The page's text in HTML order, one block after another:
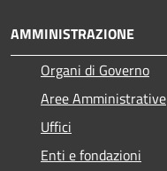
AMMINISTRAZIONE
Organi di Governo
Aree Amministrative
Uffici
Enti e fondazioni